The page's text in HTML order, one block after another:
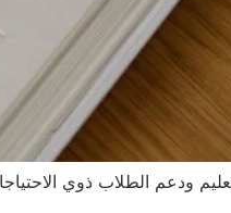
ودعم الطلاب ذوي